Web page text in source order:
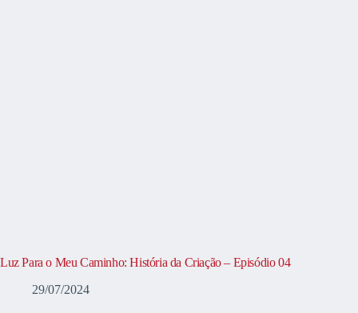
Luz Para o Meu Caminho: História da Criação – Episódio 04
29/07/2024